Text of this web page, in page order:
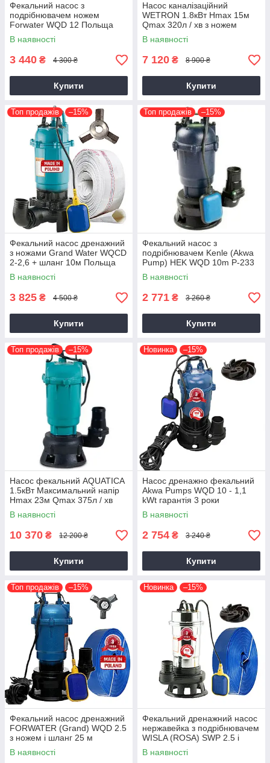
Фекальний насос з
подрібнювачем ножем
Forwater WQD 12 Польща
В наявності
3 440 ₴ 4 300 ₴
Купити
Насос каналізаційний
WETRON 1.8кВт Hmax 15м
Qmax 320л / хв з ножем
(773373)
В наявності
7 120 ₴ 8 900 ₴
Купити
Топ продажів –15%
Фекальний насос дренажний
з ножами Grand Water WQCD
2-2,6 + шланг 10м Польща
В наявності
3 825 ₴ 4 500 ₴
Купити
Топ продажів –15%
Фекальний насос з
подрібнювачем Kenle (Akwa
Pump) HEK WQD 10m P-233
Польща
В наявності
2 771 ₴ 3 260 ₴
Купити
Топ продажів –15%
Насос фекальний AQUATICA
1.5кВт Максимальний напір
Hmax 23м Qmax 375л / хв
(773414)
В наявності
10 370 ₴ 12 200 ₴
Купити
Новинка –15%
Насос дренажно фекальний
Akwa Pumps WQD 10 - 1,1
kWt гарантія 3 роки
В наявності
2 754 ₴ 3 240 ₴
Купити
Топ продажів –15%
Фекальний насос дренажний
FORWATER (Grand) WQD 2.5
з ножем і шланг 25 м
(комплект) гарантія 3 роки
В наявності
Новинка –15%
Фекальний дренажний насос
нержавейка з подрібнювачем
WISLA (ROSA) SWP 2.5 і
шланг 25 метрів (комплект)
Польща
В наявності